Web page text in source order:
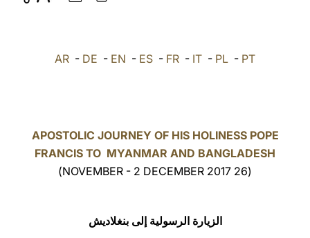
中文
LATINE
AR - DE - EN - ES - FR - IT - PL - PT
APOSTOLIC JOURNEY OF HIS HOLINESS POPE
FRANCIS TO MYANMAR AND BANGLADESH
(26 NOVEMBER - 2 DECEMBER 2017)
الزيارة الرسولية إلى بنغلاديش